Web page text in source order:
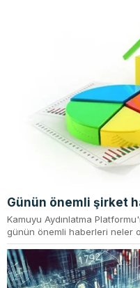
Günün önemli şirket
Kamuyu Aydınlatma
günün önemli haberleri neler